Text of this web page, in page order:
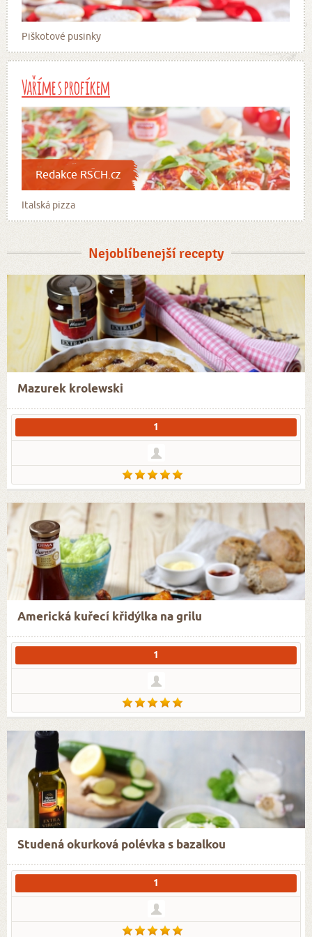
Piškotové pusinky
Vaříme s profíkem
Redakce RSCH.cz
Italská pizza
Nejoblíbenejší recepty
Mazurek krolewski
1
Americká kuřecí křidýlka na grilu
1
Studená okurková polévka s bazalkou
1